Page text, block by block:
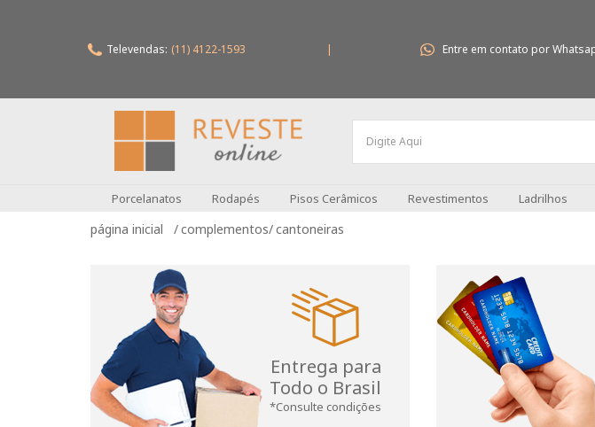
Televendas: (11) 4122-1593 | Entre em contato por
Porcelanatos Rodapés Pisos Cerâmicos Revestimentos Ladrilhos
complementos cantoneiras
Entrega para
Todo o Brasil
*Consulte condições